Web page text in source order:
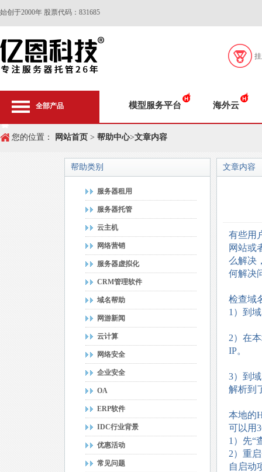
始创于2000年 股票代码：831685
全部产品 模型服务平台 海外云
您的位置： 网站首页 > 帮助中心>文章内容
帮助类别
服务器租用
服务器托管
云主机
网络营销
服务器虚拟化
CRM管理软件
域名帮助
网游新闻
云计算
网络安全
企业安全
OA
ERP软件
IDC行业背景
优惠活动
常见问题
文章内容
有些用
网站或
么解决
何解决
检查域
1）到
2）在
IP。
3）到
解析到
本地的
可以用
1）先“
2）重
自启动